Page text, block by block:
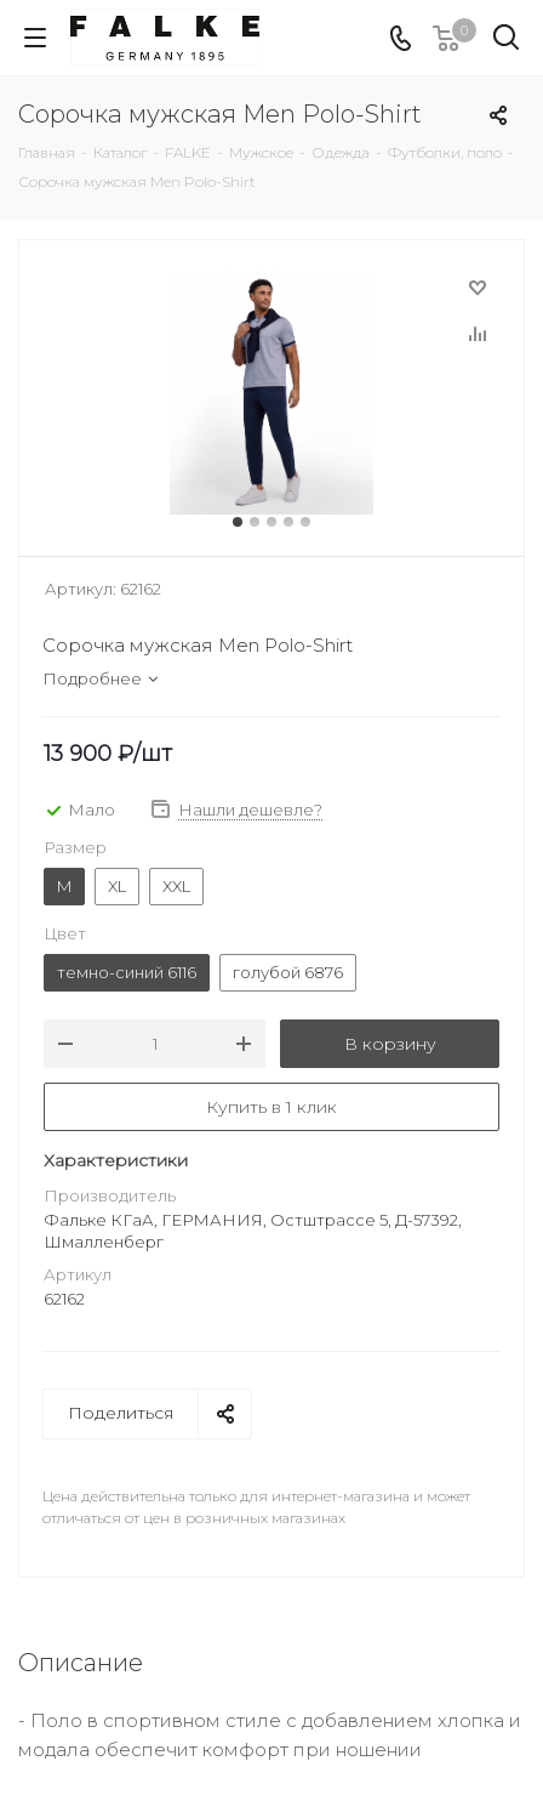
0
Сорочка мужская Men Polo-Shirt
Главная - Каталог - FALKE - Мужское - Одежда - Футболки, поло -
Сорочка мужская Men Polo-Shirt
Артикул: 62162
Сорочка мужская Men Polo-Shirt
Подробнее
13 900 ₽/шт
Мало
Нашли дешевле?
Размер
M
XL XXL
Цвет
темно-синий 6116
голубой 6876
В корзину
Купить в 1 клик
Характеристики
Производитель
Фальке КГаА, ГЕРМАНИЯ, Остштрассе 5, Д-57392,
Шмалленберг
Артикул
62162
Поделиться
Цена действительна только для интернет-магазина и может
отличаться от цен в розничных магазинах
Описание
- Поло в спортивном стиле с добавлением хлопка и
модала обеспечит комфорт при ношении